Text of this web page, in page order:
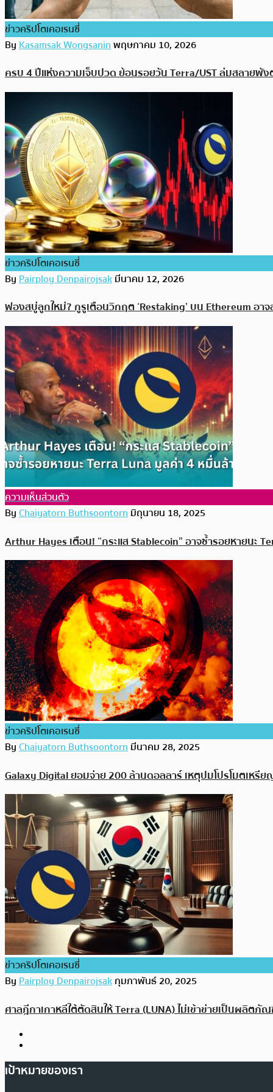
ข่าวคริปโตเคอเรนซี่
ByKasamsak Wongsaninพฤษภาคม 10, 2026
ครบ 4 ปีแห่งความเจ็บปวด ย้อนรอยวัน Terra/UST ล่มสลายพั
ข่าวคริปโตเคอเรนซี่
ByPairploy Denpairojsakมีนาคม 12, 2026
ฟองสบู่ลูกใหม่? กูรูเตือนวิกฤต ‘Restaking’ บน Ethereum อา
ความเห็นส่วนตัว
ByChaiyatorn Buthsoontornมิถุนายน 18, 2025
Arthur Hayes เตือน! “กระแส Stablecoin” อาจซ้ำรอยหายนะ
ข่าวคริปโตเคอเรนซี่
ByChaiyatorn Buthsoontornมีนาคม 28, 2025
Galaxy Digital ยอมจ่าย 200 ล้านดอลลาร์ เหตุปมโปรโมตเหรี
ข่าวคริปโตเคอเรนซี่
ByPairploy Denpairojsakกุมภาพันธ์ 20, 2025
ศาลฎีกาเกาหลีใต้ตัดสินให้ Terra (LUNA) ไม่เข้าข่ายเป็นผลิต
เป้าหมายของเรา